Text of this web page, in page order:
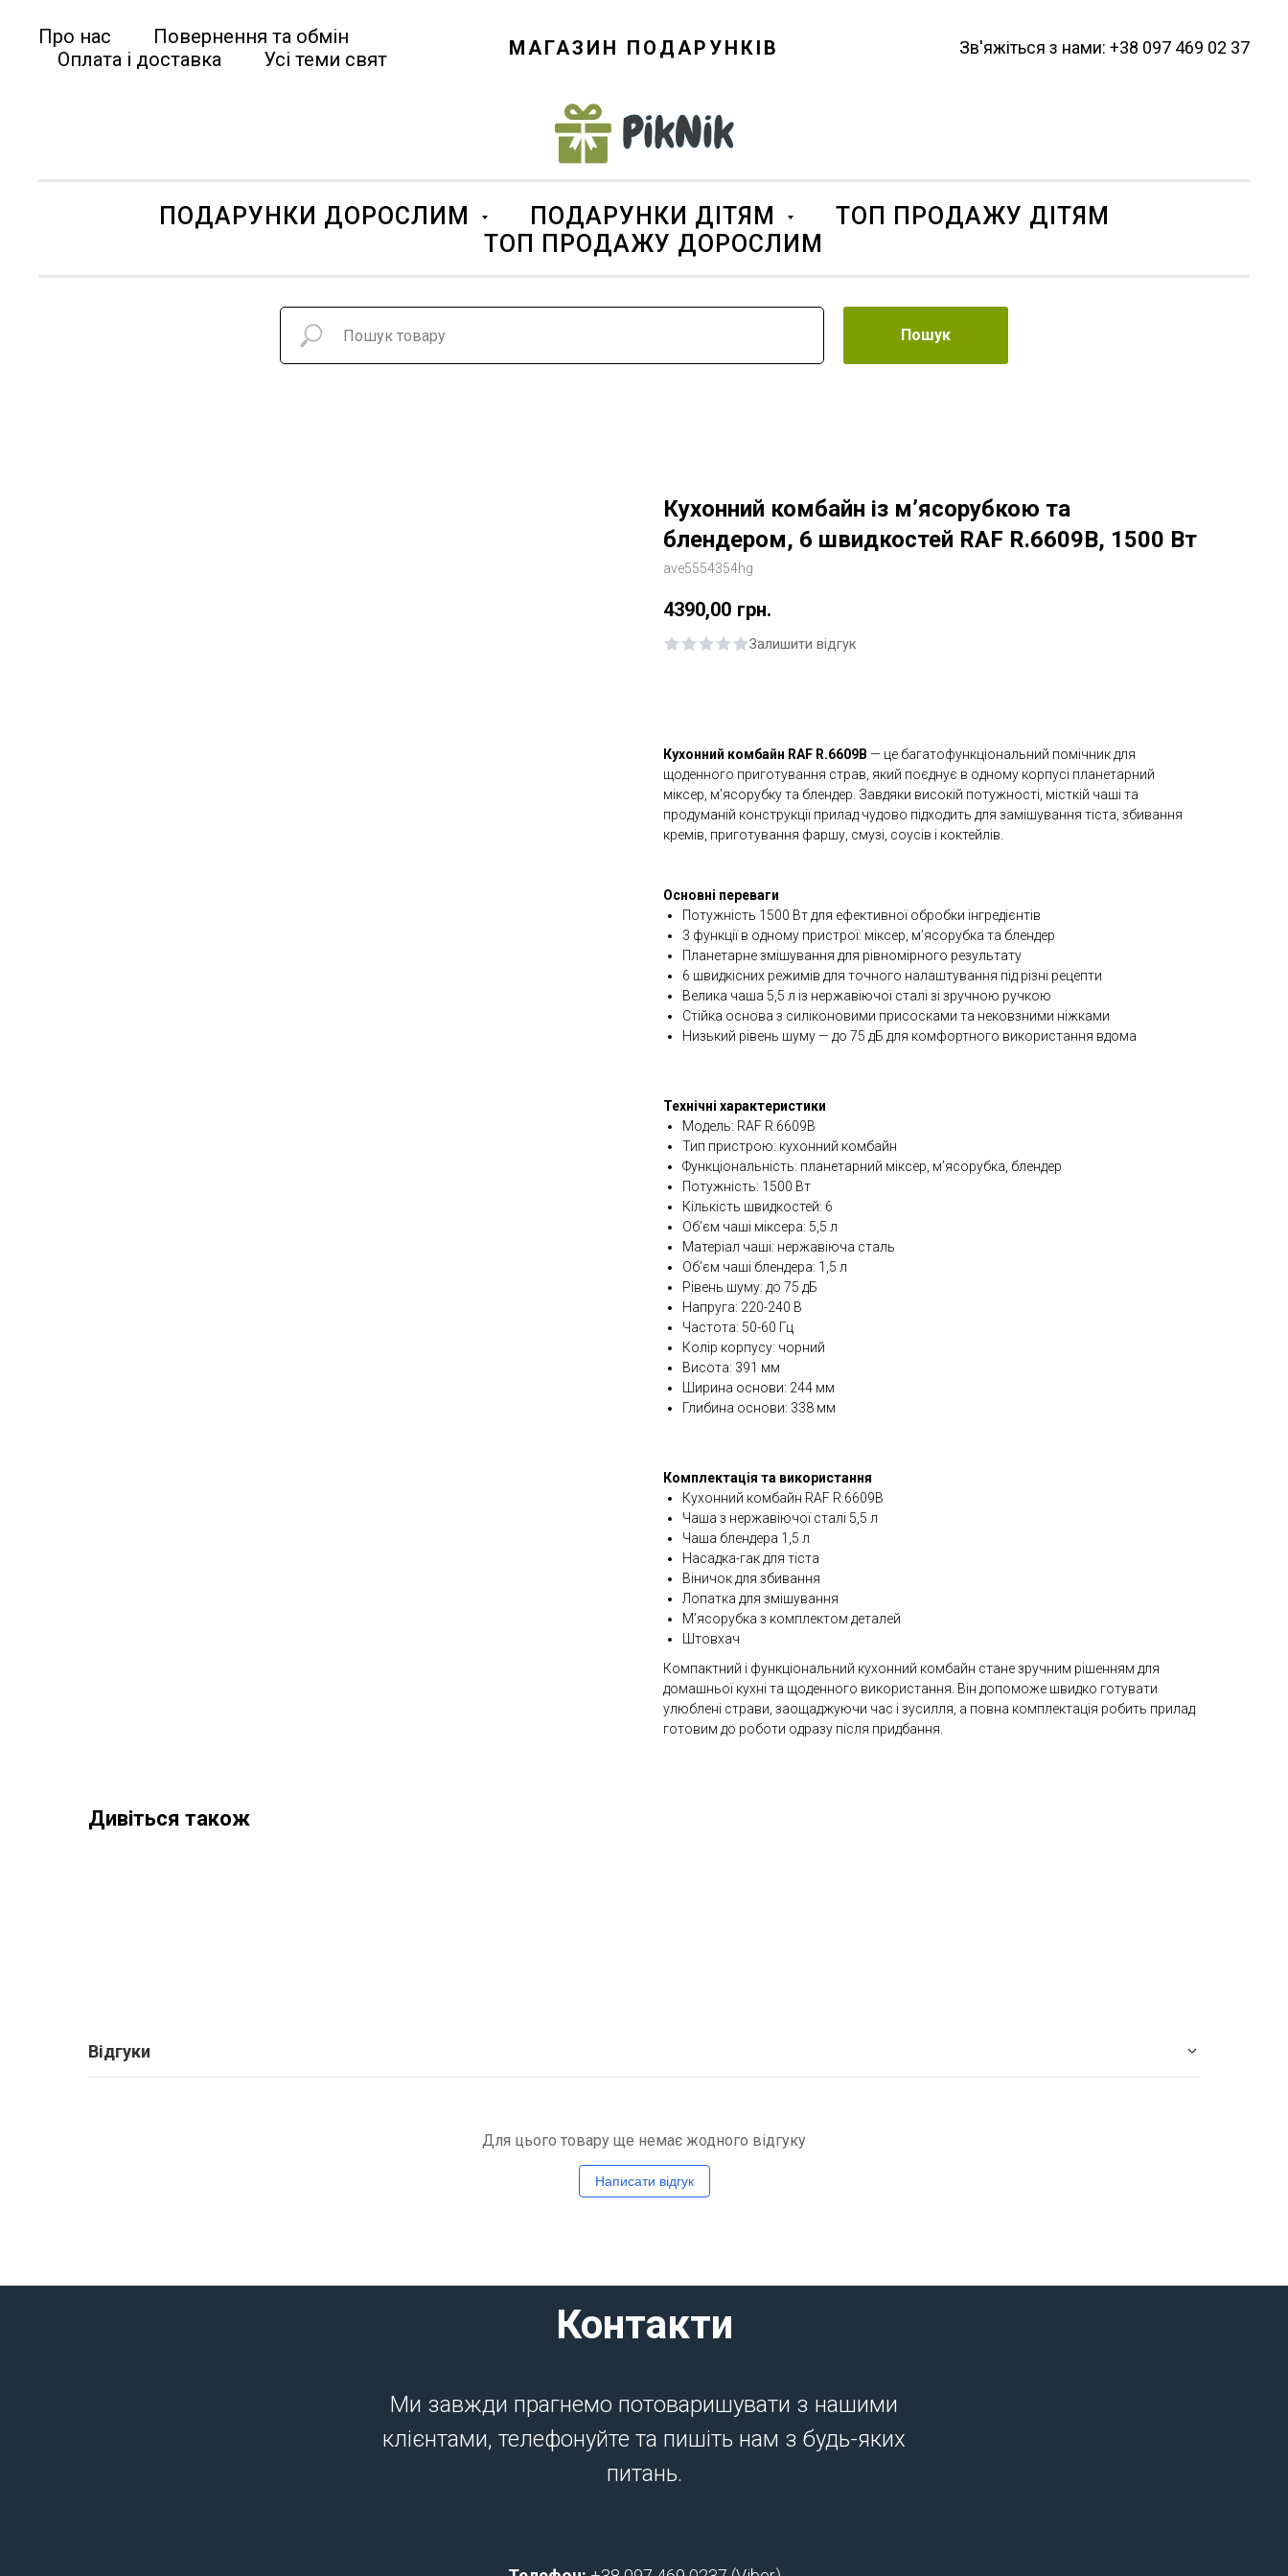
МАГАЗИН ПОДАРУНКІВ
Про нас
Повернення та обмін
Оплата і доставка
Усі теми свят
Зв'яжіться з нами: +38 097 469 02 37
ПОДАРУНКИ ДОРОСЛИМ ПОДАРУНКИ ДІТЯМ
ТОП ПРОДАЖУ ДІТЯМ
ТОП ПРОДАЖУ ДОРОСЛИМ
Пошук
Кухонний комбайн із м’ясорубкою та
блендером, 6 швидкостей RAF R.6609B, 1500 Вт
ave5554354hg
4390,00 грн.
Залишити відгук
Кухонний комбайн RAF R.6609B — це багатофункціональний помічник для
щоденного приготування страв, який поєднує в одному корпусі планетарний
міксер, м’ясорубку та блендер. Завдяки високій потужності, місткій чаші та
продуманій конструкції прилад чудово підходить для замішування тіста, збивання
кремів, приготування фаршу, смузі, соусів і коктейлів.
Основні переваги
Потужність 1500 Вт для ефективної обробки інгредієнтів
3 функції в одному пристрої: міксер, м’ясорубка та блендер
Планетарне змішування для рівномірного результату
6 швидкісних режимів для точного налаштування під різні рецепти
Велика чаша 5,5 л із нержавіючої сталі зі зручною ручкою
Стійка основа з силіконовими присосками та нековзними ніжками
Низький рівень шуму — до 75 дБ для комфортного використання вдома
Технічні характеристики
Модель: RAF R.6609B
Тип пристрою: кухонний комбайн
Функціональність: планетарний міксер, м’ясорубка, блендер
Потужність: 1500 Вт
Кількість швидкостей: 6
Об’єм чаші міксера: 5,5 л
Матеріал чаші: нержавіюча сталь
Об’єм чаші блендера: 1,5 л
Рівень шуму: до 75 дБ
Напруга: 220-240 В
Частота: 50-60 Гц
Колір корпусу: чорний
Висота: 391 мм
Ширина основи: 244 мм
Глибина основи: 338 мм
Комплектація та використання
Кухонний комбайн RAF R.6609B
Чаша з нержавіючої сталі 5,5 л
Чаша блендера 1,5 л
Насадка-гак для тіста
Віничок для збивання
Лопатка для змішування
М’ясорубка з комплектом деталей
Штовхач
Компактний і функціональний кухонний комбайн стане зручним рішенням для
домашньої кухні та щоденного використання. Він допоможе швидко готувати
улюблені страви, заощаджуючи час і зусилля, а повна комплектація робить прилад
готовим до роботи одразу після придбання.
Дивіться також
Відгуки
Для цього товару ще немає жодного відгуку
Написати відгук
Контакти
Ми завжди прагнемо потоваришувати з нашими
клієнтами, телефонуйте та пишіть нам з будь-яких
питань.